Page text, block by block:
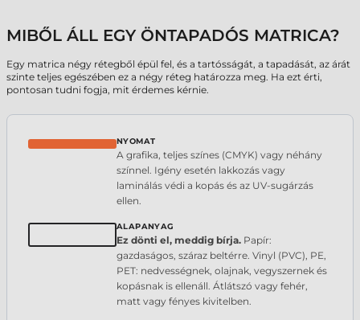
MIBŐL ÁLL EGY ÖNTAPADÓS MATRICA?
Egy matrica négy rétegből épül fel, és a tartósságát, a tapadását, az árát
szinte teljes egészében ez a négy réteg határozza meg. Ha ezt érti,
pontosan tudni fogja, mit érdemes kérnie.
NYOMAT
A grafika, teljes színes (CMYK) vagy néhány
színnel. Igény esetén lakkozás vagy
laminálás védi a kopás és az UV-sugárzás
ellen.
ALAPANYAG
Ez dönti el, meddig bírja. Papír:
gazdaságos, száraz beltérre. Vinyl (PVC), PE,
PET: nedvességnek, olajnak, vegyszernek és
kopásnak is ellenáll. Átlátszó vagy fehér,
matt vagy fényes kivitelben.